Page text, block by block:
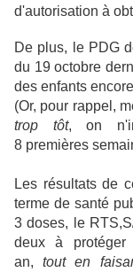
d'autorisation à
De plus, le PDG
du 19 octobre
des enfants
(Or, pour rappel,
trop tôt, on
8 premières
Les résultats de
terme de santé
3 doses, le
deux à protéger
an,tout en